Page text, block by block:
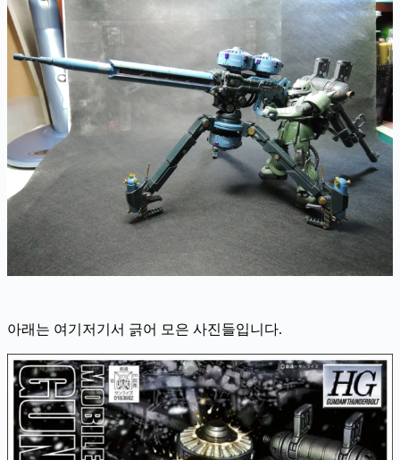
아래는 여기저기서 긁어 모은 사진들입니다.